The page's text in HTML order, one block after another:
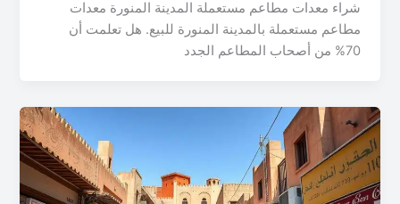
شراء معدات مطاعم مستعملة المدينة المنورة معدات
مطاعم مستعملة بالمدينة المنورة للبيع. هل تعلمت أن
70% من أصحاب المطاعم الجدد